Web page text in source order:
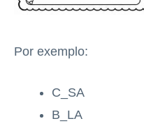
Por exemplo:
C_SA
B_LA